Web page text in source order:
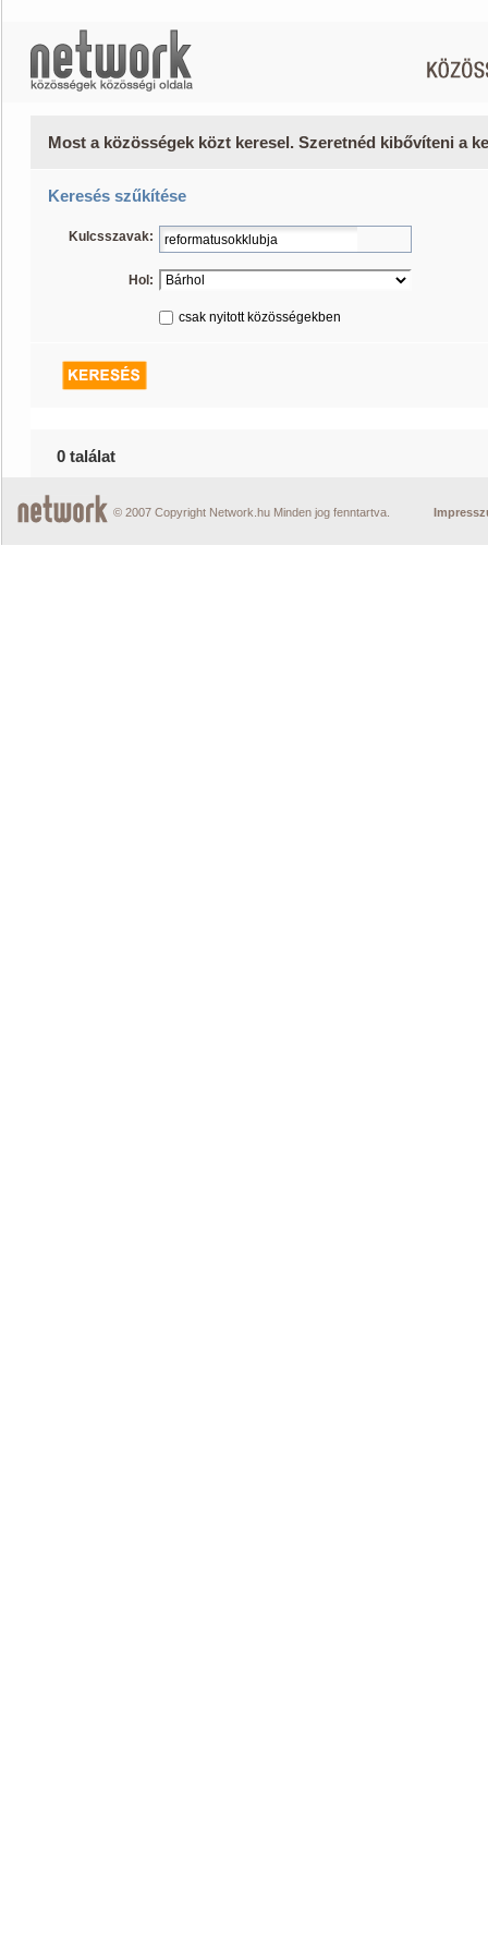
Most a közösségek közt keresel. Szeretnéd kibővíteni a
Keresés szűkítése
Kulcsszavak:
Hol:
csak nyitott közösségekben
0 találat
© 2007 Copyright Network.hu Minden jog fenntartva.